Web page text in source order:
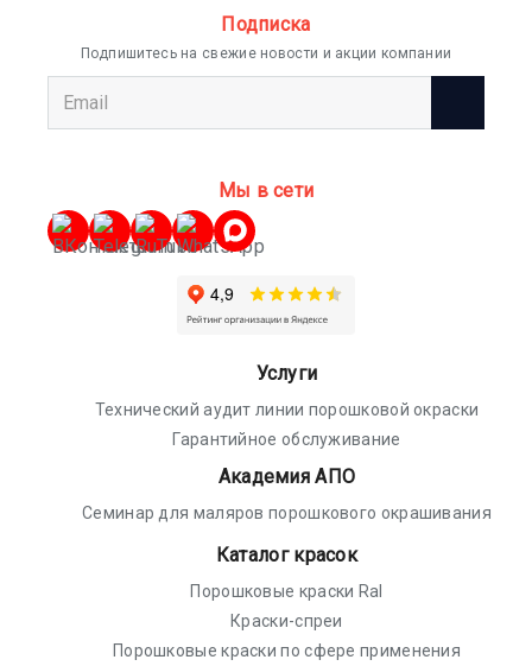
Подписка
Подпишитесь на свежие новости и акции компании
Мы в сети
Услуги
Технический аудит линии порошковой окраски
Гарантийное обслуживание
Академия АПО
Семинар для маляров порошкового окрашивания
Каталог красок
Порошковые краски Ral
Краски-спреи
Порошковые краски по сфере применения